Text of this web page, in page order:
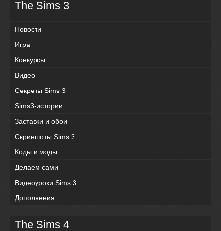
The Sims 3
Новости
Игра
Конкурсы
Видео
Секреты Sims 3
Sims3-истории
Заставки и обои
Скриншоты Sims 3
Коды и моды
Делаем сами
Видеоуроки Sims 3
Дополнения
The Sims 4